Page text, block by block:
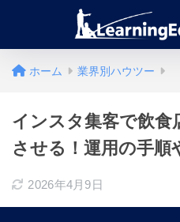
ホーム 業界別ハウツー
インスタ集客で飲食
させる！運用の手
2026年4月9日